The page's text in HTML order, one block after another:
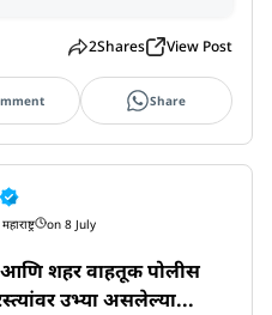
2Shares View Post
Share
on 8 July
आणि शहर वाहतूक पोलीस
उभ्या असलेल्या...